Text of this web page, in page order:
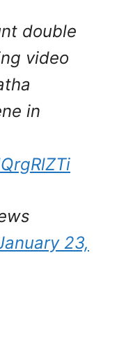
double
video
in
23,